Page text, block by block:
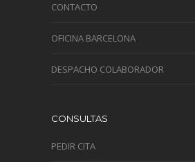
CONTACTO
OFICINA BARCELONA
DESPACHO COLABORADOR
CONSULTAS
PEDIR CITA